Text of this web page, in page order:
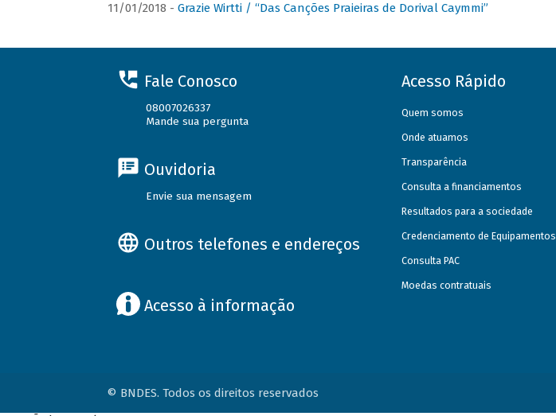
11/01/2018 - Grazie Wirtti / “Das Canções Praieiras de Dorival Caymmi”
Fale Conosco
08007026337
Mande sua pergunta
Ouvidoria
Envie sua mensagem
Outros telefones e endereços
Acesso à informação
Acesso Rápido
Quem somos
Onde atuamos
Transparência
Consulta a financiamentos
Resultados para a sociedade
Credenciamento de Equipamentos
Consulta PAC
Moedas contratuais
© BNDES. Todos os direitos reservados